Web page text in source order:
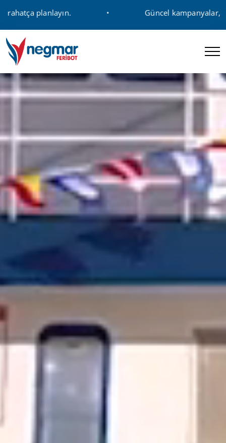
Güncel kampanyalar, avantajlı fiyatlar